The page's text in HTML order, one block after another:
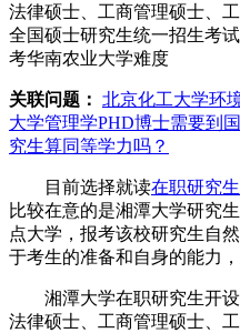
法律硕士、工商管理硕士、
全国硕士研究生统一招生考
考华南农业大学难度
关联问题： 北京化工大学环
大学管理学PHD博士需要到
究生算同等学力吗？
目前选择就读在职研究生
比较在意的是湘潭大学研究
点大学，报考该校研究生自
于考生的准备和自身的能力
湘潭大学在职研究生开设
法律硕士、工商管理硕士、